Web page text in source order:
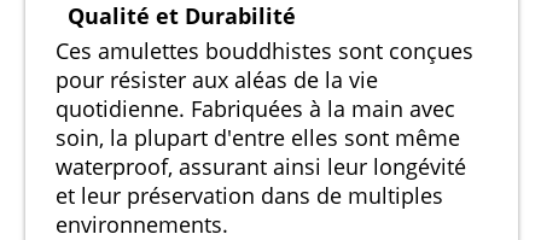
Qualité et Durabilité
Ces amulettes bouddhistes sont conçues
pour résister aux aléas de la vie
quotidienne. Fabriquées à la main avec
soin, la plupart d'entre elles sont même
waterproof, assurant ainsi leur longévité
et leur préservation dans de multiples
environnements.